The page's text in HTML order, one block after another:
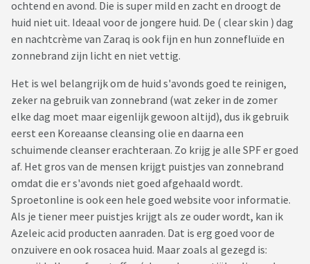
ochtend en avond. Die is super mild en zacht en droogt de
huid niet uit. Ideaal voor de jongere huid. De ( clear skin ) dag
en nachtcrème van Zaraq is ook fijn en hun zonnefluïde en
zonnebrand zijn licht en niet vettig.
Het is wel belangrijk om de huid s'avonds goed te reinigen,
zeker na gebruik van zonnebrand (wat zeker in de zomer
elke dag moet maar eigenlijk gewoon altijd), dus ik gebruik
eerst een Koreaanse cleansing olie en daarna een
schuimende cleanser erachteraan. Zo krijg je alle SPF er goed
af. Het gros van de mensen krijgt puistjes van zonnebrand
omdat die er s'avonds niet goed afgehaald wordt.
Sproetonline is ook een hele goed website voor informatie.
Als je tiener meer puistjes krijgt als ze ouder wordt, kan ik
Azeleic acid producten aanraden. Dat is erg goed voor de
onzuivere en ook rosacea huid. Maar zoals al gezegd is: